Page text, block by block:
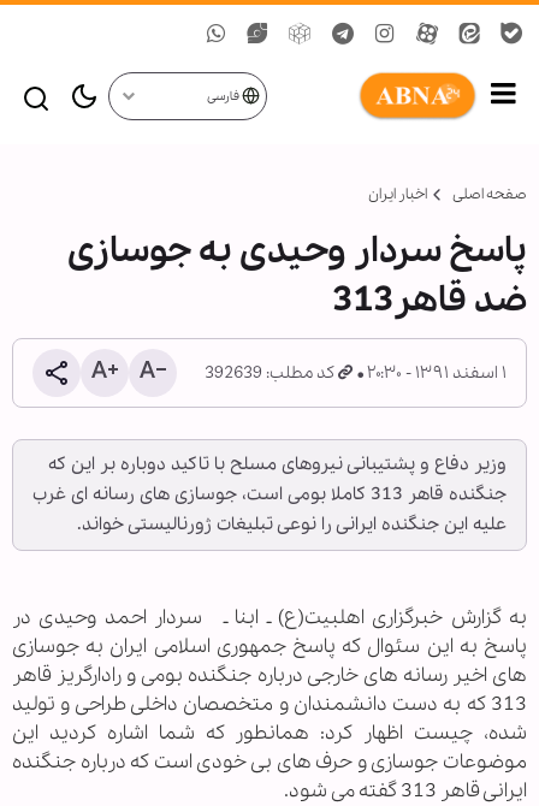
فارسی
صفحه اصلی اخبار ایران
پاسخ سردار وحیدی به جوسازی
ضد قاهر313
۱ اسفند ۱۳۹۱ - ۲۰:۳۰ کد مطلب: 392639
وزیر دفاع و پشتیبانی نیروهای مسلح با تاکید دوباره بر این که
جنگنده قاهر 313 کاملا بومی است، جوسازی های رسانه ای غرب
علیه این جنگنده ایرانی را نوعی تبلیغات ژورنالیستی خواند.
به گزارش خبرگزاری اهل‏بیت(ع) ـ ابنا ـ سردار احمد وحیدی در
پاسخ به این سئوال که پاسخ جمهوری اسلامی ایران به جوسازی
های اخیر رسانه های خارجی درباره جنگنده بومی و رادارگریز قاهر
313 که به دست دانشمندان و متخصصان داخلی طراحی و تولید
شده، چیست اظهار کرد: همانطور که شما اشاره کردید این
موضوعات جوسازی و حرف های بی خودی است که درباره جنگنده
ایرانی قاهر 313 گفته می شود.